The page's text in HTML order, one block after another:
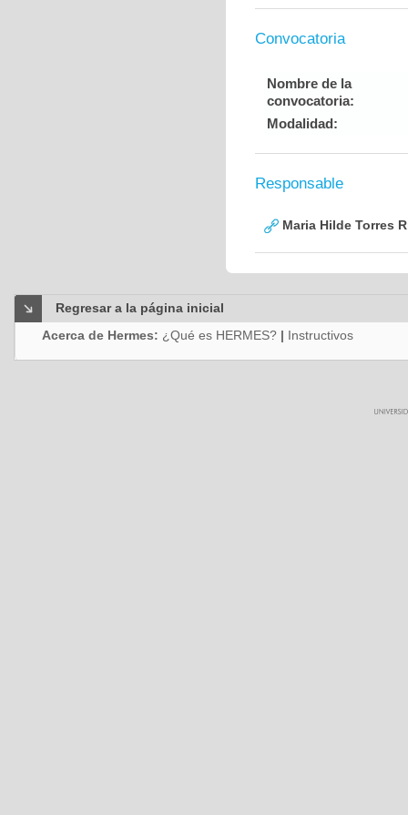
Convocatoria
Nombre de la
convocatoria:
Modalidad:
Responsable
Maria Hilde Torres
Regresar a la página inicial
Acerca de Hermes: ¿Qué es HERMES? | Instructivos